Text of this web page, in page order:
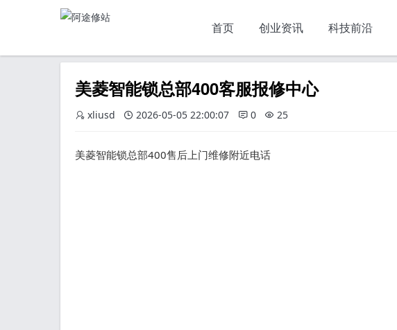
首页 创业资讯 科技前沿
美菱智能锁总部400客服报修中心
xliusd 2026-05-05 22:00:07 0 25
美菱智能锁总部400售后上门维修附近电话